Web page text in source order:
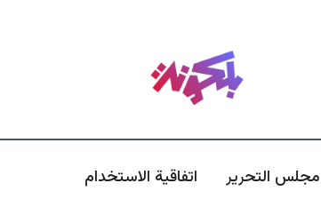
مجلس التحرير اتفاقية الاستخدام